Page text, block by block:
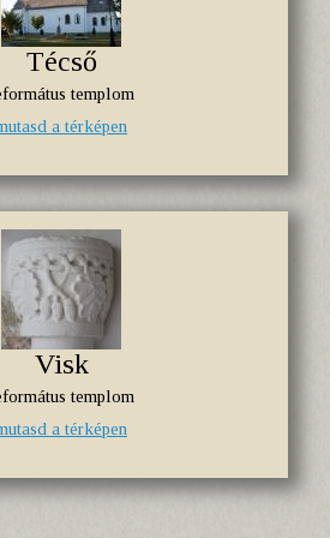
Técső
templom
a térképen
Visk
templom
a térképen